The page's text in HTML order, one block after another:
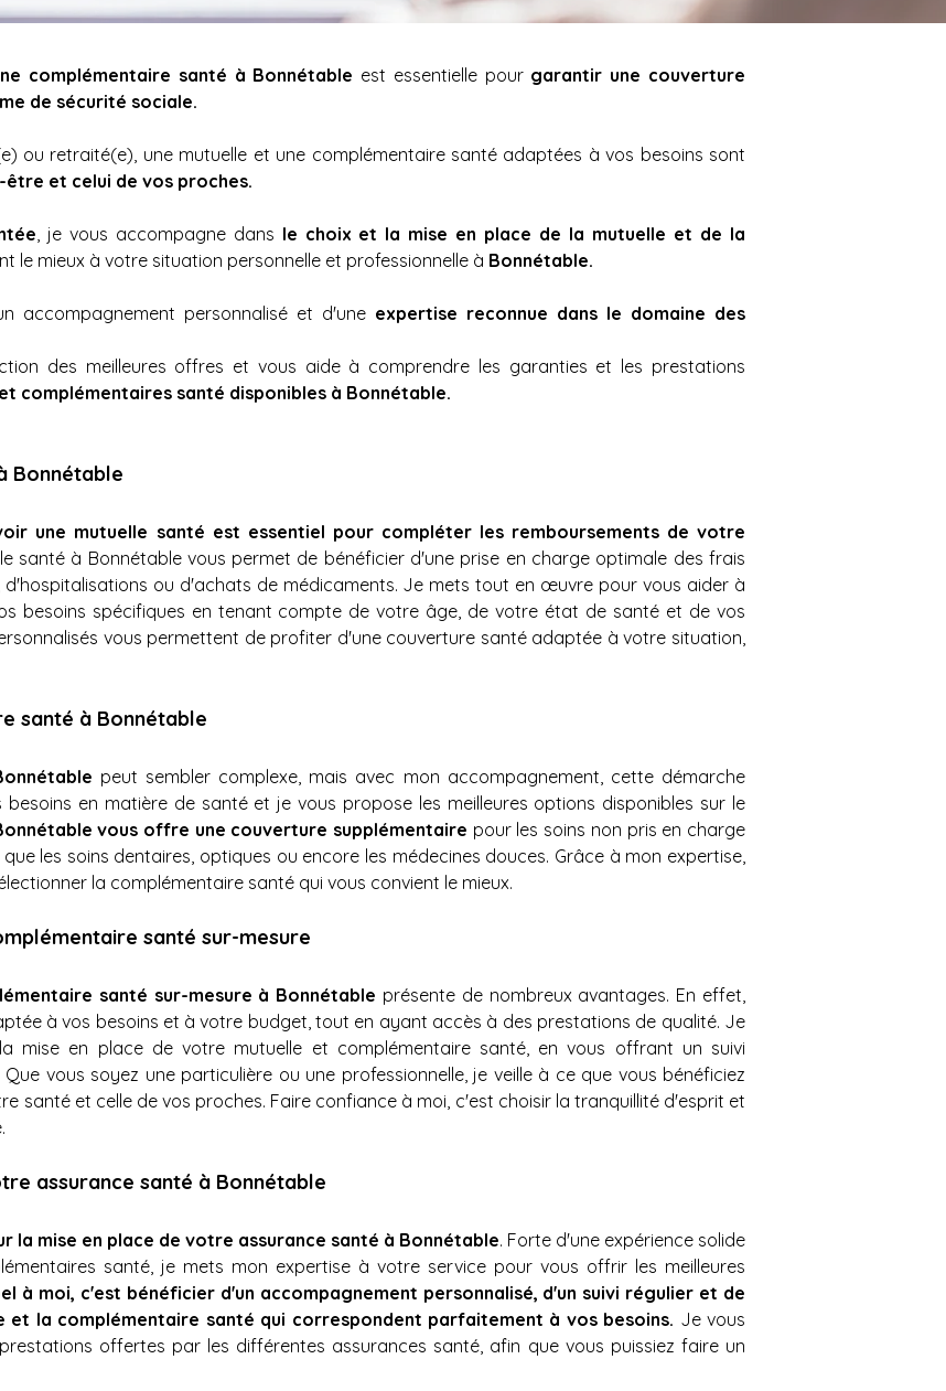
complémentaire santé à Bonnétable est essentielle pour garantir une couverture
de sécurité sociale.
et celui de vos proches.
, je vous accompagne dans le choix et la mise en place de la mutuelle et de la
le mieux à votre situation personnelle et professionnelle à Bonnétable.
accompagnement personnalisé et d'une expertise reconnue dans le domaine des
des meilleures offres et vous aide à comprendre les garanties et les prestations
complémentaires santé disponibles à Bonnétable.
Bonnétable
une mutuelle santé est essentiel pour compléter les remboursements de votre
santé à Bonnétable vous permet de bénéficier d'une prise en charge optimale des frais
d'hospitalisations ou d'achats de médicaments. Je mets tout en œuvre pour vous aider à
besoins spécifiques en tenant compte de votre âge, de votre état de santé et de vos
vous permettent de profiter d'une couverture santé adaptée à votre situation,
santé à Bonnétable
peut sembler complexe, mais avec mon accompagnement, cette démarche
en matière de santé et je vous propose les meilleures options disponibles sur le
vous offre une couverture supplémentaire pour les soins non pris en charge
les soins dentaires, optiques ou encore les médecines douces. Grâce à mon expertise,
la complémentaire santé qui vous convient le mieux.
santé sur-mesure
santé sur-mesure à Bonnétable présente de nombreux avantages. En effet,
à vos besoins et à votre budget, tout en ayant accès à des prestations de qualité. Je
mise en place de votre mutuelle et complémentaire santé, en vous offrant un suivi
vous soyez une particulière ou une professionnelle, je veille à ce que vous bénéficiez
santé et celle de vos proches. Faire confiance à moi, c'est choisir la tranquillité d'esprit et
assurance santé à Bonnétable
la mise en place de votre assurance santé à Bonnétable. Forte d'une expérience solide
santé, je mets mon expertise à votre service pour vous offrir les meilleures
à moi, c'est bénéficier d'un accompagnement personnalisé, d'un suivi régulier et de
et la complémentaire santé qui correspondent parfaitement à vos besoins. Je vous
offertes par les différentes assurances santé, afin que vous puissiez faire un